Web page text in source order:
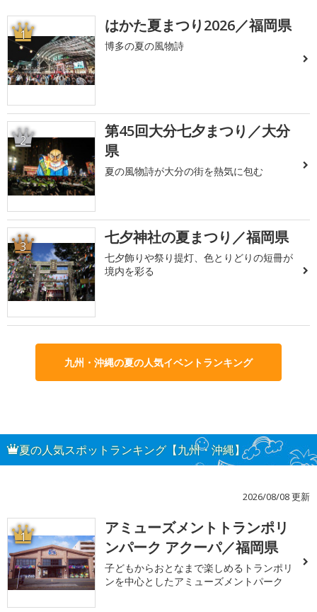
1 はかた夏まつり2026／福岡県
博多の夏の風物詩
2
第45回大分七夕まつり／大分
県
夏の風物詩が大分の街を熱気に包む
3 七夕神社の夏まつり／福岡県
七夕飾りや祭り提灯、色とりどりの短冊が
境内を彩る
九州・沖縄の夏の人気イベントランキング
夏の人気スポットランキング【九州・沖縄】
2026/08/08 更新
1
アミューズメントトランポリ
ンパーク アクーパ／福岡県
子どもからおとなまで楽しめるトランポリ
ンを中心としたアミューズメントパーク